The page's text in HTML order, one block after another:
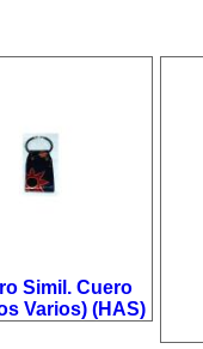
Simil. Cuero
Varios) (HAS)